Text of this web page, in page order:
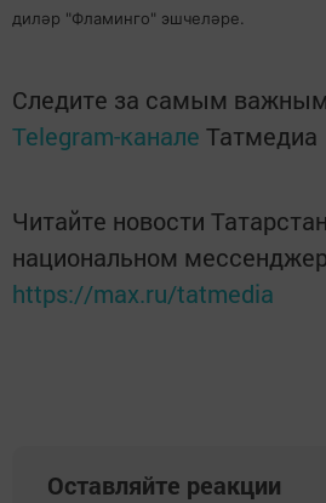
диләр "Фламинго" эшчеләре.
Следите за самым
Telegram-канале Татмедиа
Читайте новости
национальном
https://max.ru/tatmedia
Оставляйте реакции